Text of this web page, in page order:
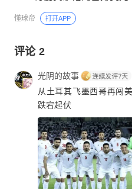
懂球帝 打开APP
评论 2
光阴的故事
从土耳其飞墨西哥再闯
跌宕起伏